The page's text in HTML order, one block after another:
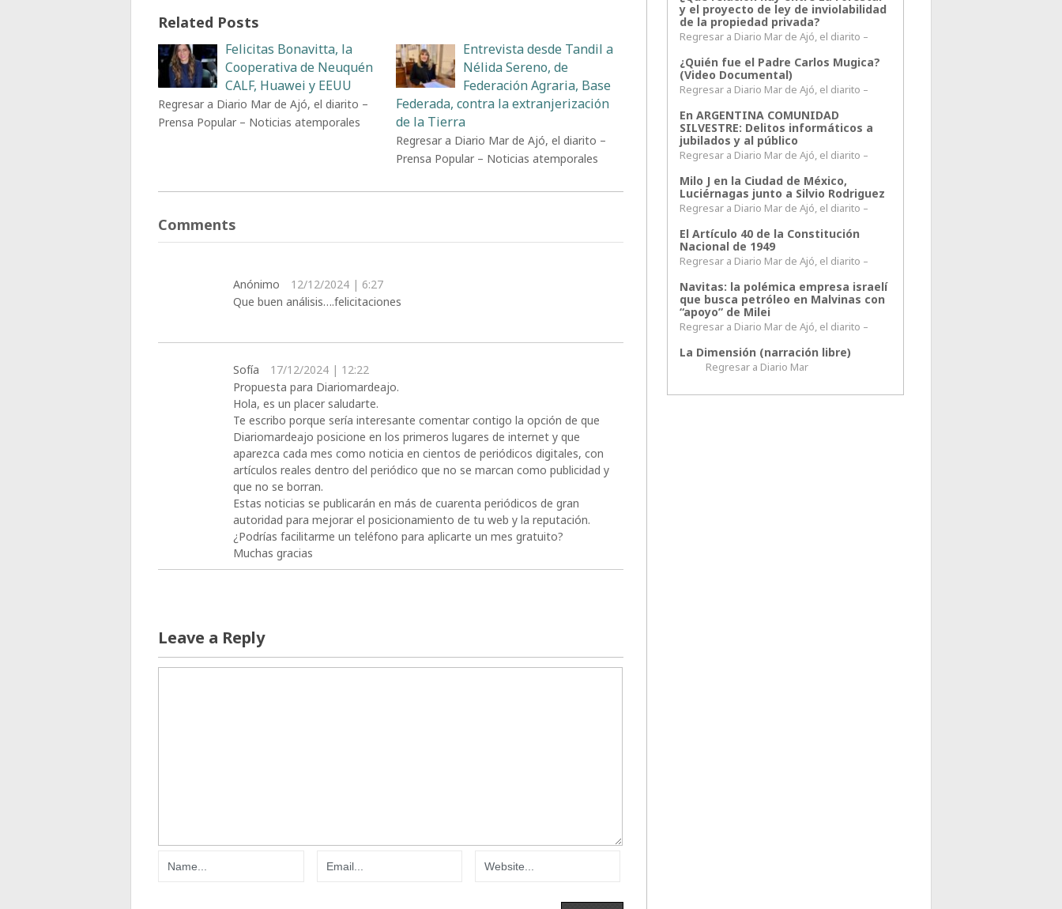
Related Posts
Felicitas Bonavitta, la
Cooperativa de Neuquén
CALF, Huawei y EEUU
Regresar a Diario Mar de Ajó, el diarito –
Prensa Popular – Noticias atemporales
Entrevista desde Tandil a
Nélida Sereno, de
Federación Agraria, Base
Federada, contra la extranjerización
de la Tierra
Regresar a Diario Mar de Ajó, el diarito –
Prensa Popular – Noticias atemporales
Comments
Anónimo
12/12/2024 | 6:27
Que buen análisis….felicitaciones
Sofía
17/12/2024 | 12:22
Propuesta para Diariomardeajo.
Hola, es un placer saludarte.
Te escribo porque sería interesante comentar contigo la opción de que
Diariomardeajo posicione en los primeros lugares de internet y que
aparezca cada mes como noticia en cientos de periódicos digitales, con
artículos reales dentro del periódico que no se marcan como publicidad y
que no se borran.
Estas noticias se publicarán en más de cuarenta periódicos de gran
autoridad para mejorar el posicionamiento de tu web y la reputación.
¿Podrías facilitarme un teléfono para aplicarte un mes gratuito?
Muchas gracias
Leave a Reply
y el proyecto de ley de inviolabilidad
de la propiedad privada?
Regresar a Diario Mar de Ajó, el diarito –
¿Quién fue el Padre Carlos Mugica?
(Video Documental)
Regresar a Diario Mar de Ajó, el diarito –
En ARGENTINA COMUNIDAD
SILVESTRE: Delitos informáticos a
jubilados y al público
Regresar a Diario Mar de Ajó, el diarito –
Milo J en la Ciudad de México,
Luciérnagas junto a Silvio Rodriguez
Regresar a Diario Mar de Ajó, el diarito –
El Artículo 40 de la Constitución
Nacional de 1949
Regresar a Diario Mar de Ajó, el diarito –
Navitas: la polémica empresa israelí
que busca petróleo en Malvinas con
“apoyo” de Milei
Regresar a Diario Mar de Ajó, el diarito –
La Dimensión (narración libre)
Regresar a Diario Mar